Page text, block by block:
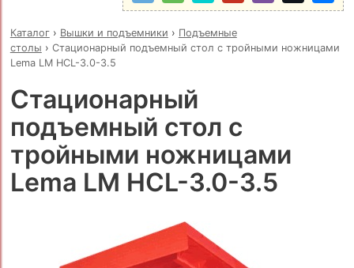
Каталог› Вышки и подъемники › Подъемные
столы › Стационарный подъемный стол с тройными ножницами
Lema LM HCL-3.0-3.5
Стационарный
подъемный стол с
тройными ножницами
Lema LM HCL-3.0-3.5